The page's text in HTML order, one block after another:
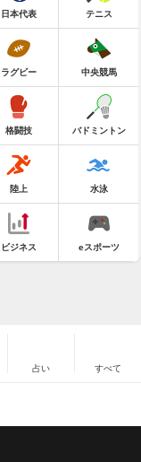
日本代表 テニス
ラグビー 中央競馬
格闘技 バドミントン
陸上 水泳
ビジネス eスポーツ
占い すべて